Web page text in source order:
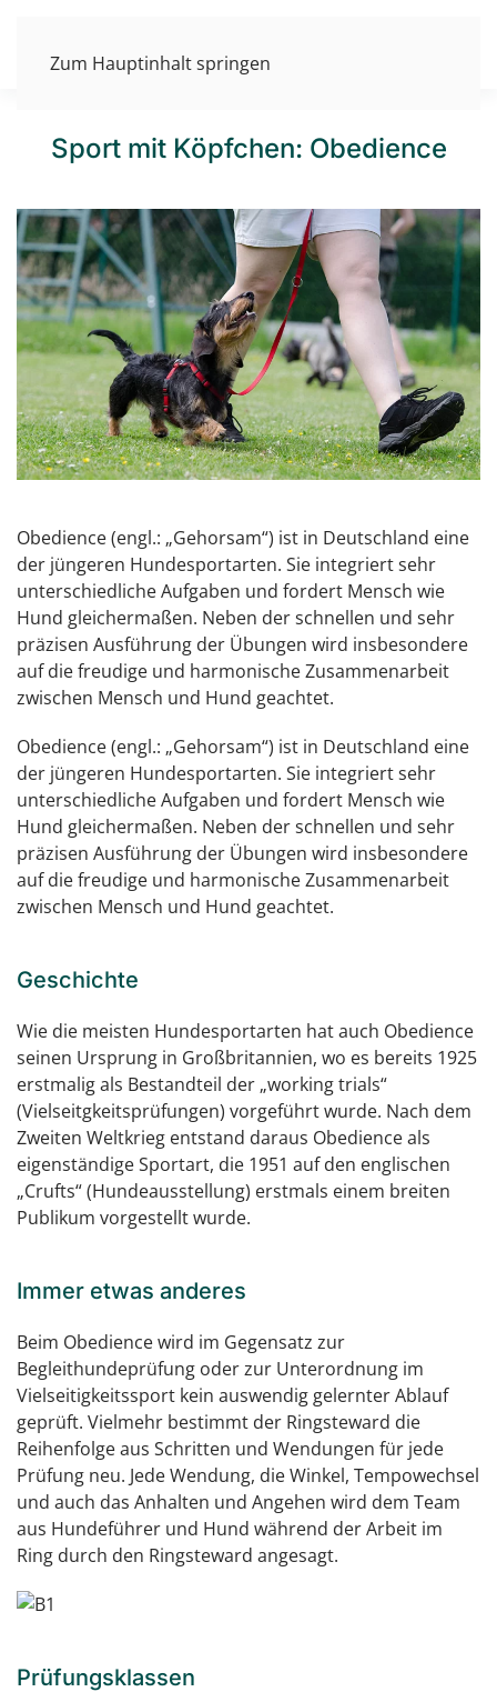
Zum Hauptinhalt springen
Sport mit Köpfchen: Obedience
Obedience (engl.: „Gehorsam“) ist in Deutschland eine
der jüngeren Hundesportarten. Sie integriert sehr
unterschiedliche Aufgaben und fordert Mensch wie
Hund gleichermaßen. Neben der schnellen und sehr
präzisen Ausführung der Übungen wird insbesondere
auf die freudige und harmonische Zusammenarbeit
zwischen Mensch und Hund geachtet.
Obedience (engl.: „Gehorsam“) ist in Deutschland eine
der jüngeren Hundesportarten. Sie integriert sehr
unterschiedliche Aufgaben und fordert Mensch wie
Hund gleichermaßen. Neben der schnellen und sehr
präzisen Ausführung der Übungen wird insbesondere
auf die freudige und harmonische Zusammenarbeit
zwischen Mensch und Hund geachtet.
Geschichte
Wie die meisten Hundesportarten hat auch Obedience
seinen Ursprung in Großbritannien, wo es bereits 1925
erstmalig als Bestandteil der „working trials“
(Vielseitgkeitsprüfungen) vorgeführt wurde. Nach dem
Zweiten Weltkrieg entstand daraus Obedience als
eigenständige Sportart, die 1951 auf den englischen
„Crufts“ (Hundeausstellung) erstmals einem breiten
Publikum vorgestellt wurde.
Immer etwas anderes
Beim Obedience wird im Gegensatz zur
Begleithundeprüfung oder zur Unterordnung im
Vielseitigkeitssport kein auswendig gelernter Ablauf
geprüft. Vielmehr bestimmt der Ringsteward die
Reihenfolge aus Schritten und Wendungen für jede
Prüfung neu. Jede Wendung, die Winkel, Tempowechsel
und auch das Anhalten und Angehen wird dem Team
aus Hundeführer und Hund während der Arbeit im
Ring durch den Ringsteward angesagt.
Prüfungsklassen